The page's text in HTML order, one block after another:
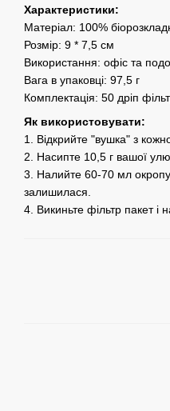
Характеристики:
Матеріал: 100%
Розмір: 9 * 7,5 см
Використання: офіс та
Вага в упаковці: 97,5 г
Комплектація: 50 дріп
Як використовувати:
1. Відкрийте "вушка" з
2. Насипте 10,5 г вашої
3. Налийте 60-70 мл
залишилася.
4. Викиньте фільтр пакет і